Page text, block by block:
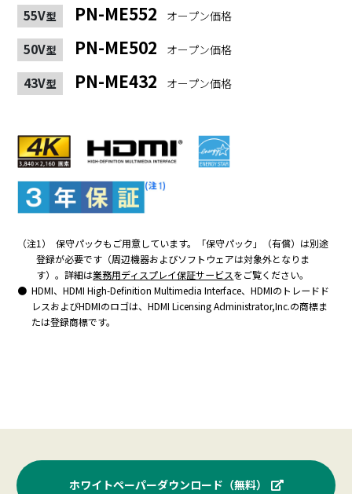
55V型 PN-ME552 オープン価格
50V型 PN-ME502 オープン価格
43V型 PN-ME432 オープン価格
（注1）
保守パックもご用意しています。「保守パック」（有償）は別途
登録が必要です（周辺機器およびソフトウェアは対象外となりま
す）。詳細は業務用ディスプレイ保証サービスをご覧ください。
HDMI、HDMI High-Definition Multimedia Interface、HDMIのトレードド
レスおよびHDMIのロゴは、HDMI Licensing Administrator,Inc.の商標ま
たは登録商標です。
ホワイトペーパーダウンロード（無料）